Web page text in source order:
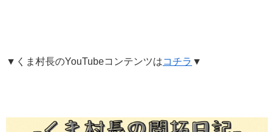
▼くま村長のYouTubeコンテンツはコチラ ▼